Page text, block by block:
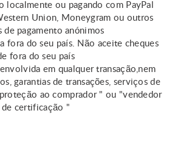
localmente ou pagando com PayPal
Union, Moneygram ou outros
de pagamento anónimos
fora do seu país. Não aceite cheques
fora do seu país
em qualquer transação,nem
garantias de transações, serviços de
ao comprador " ou "vendedor
de certificação "